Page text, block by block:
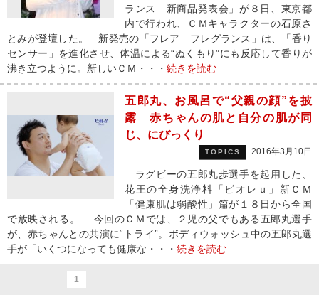
ランス 新商品発表会」が８日、東京都
内で行われ、ＣＭキャラクターの石原さ
とみが登壇した。 新発売の「フレア フレグランス」は、「香り
センサー」を進化させ、体温による“ぬくもり”にも反応して香りが
沸き立つように。新しいＣＭ・・・ 続きを読む
五郎丸、お風呂で“父親の顔”を披
露 赤ちゃんの肌と自分の肌が同
じ、にびっくり
TOPICS 2016年3月10日
ラグビーの五郎丸歩選手を起用した、
花王の全身洗浄料「ビオレｕ」新ＣＭ
「健康肌は弱酸性」篇が１８日から全国
で放映される。 今回のＣＭでは、２児の父でもある五郎丸選手
が、赤ちゃんとの共演に“トライ”。ボディウォッシュ中の五郎丸選
手が「いくつになっても健康な・・・ 続きを読む
1